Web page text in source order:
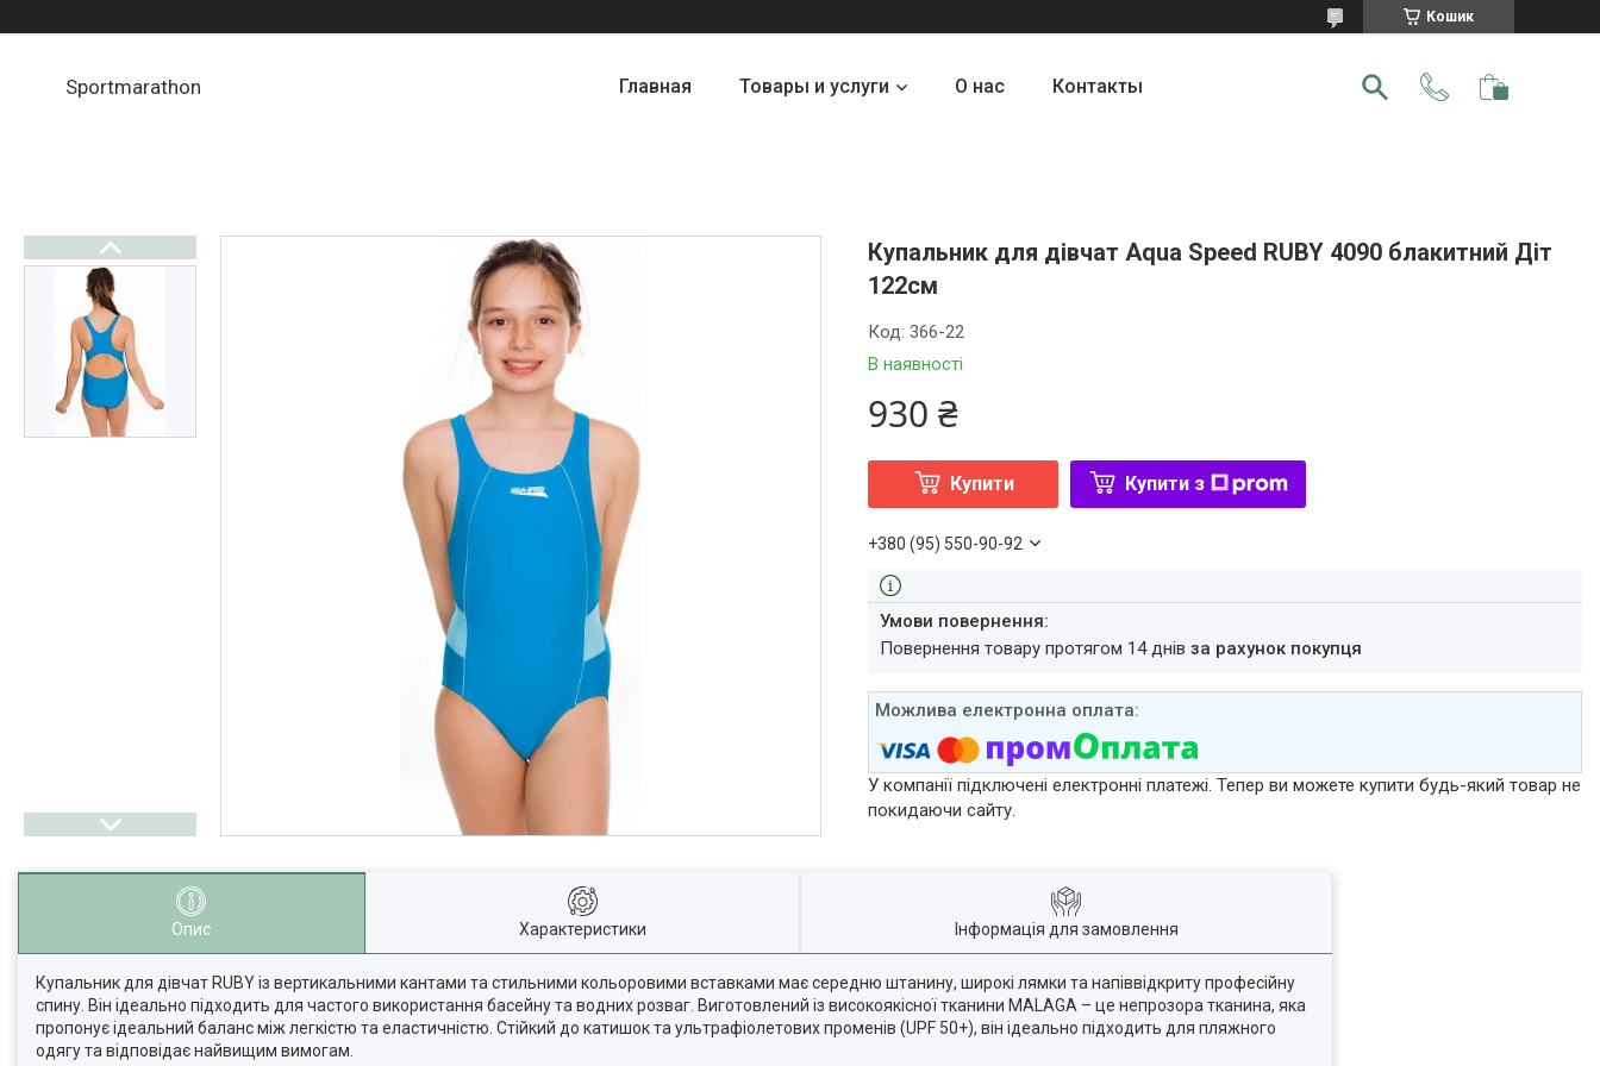
Кошик
Sportmarathon Главная Товары и услуги О нас Контакты
Купальник для дівчат Aqua Speed RUBY 4090 блакитний Діт
122см
В наявності
Код:366-22
930 ₴
Купити Купити з
+380 (95) 550-90-92
повернення товару протягом 14 днівза рахунок покупця
У компанії підключені електронні платежі. Тепер ви можете купити будь-який товар не
покидаючи сайту.
Опис Характеристики Інформація для замовлення
Купальник для дівчат RUBY із вертикальними кантами та стильними кольоровими вставками має середню штанину, широкі лямки та напіввідкриту професійну
спину. Він ідеально підходить для частого використання басейну та водних розваг. Виготовлений із високоякісної тканини MALAGA – це непрозора тканина, яка
пропонує ідеальний баланс між легкістю та еластичністю. Стійкий до катишок та ультрафіолетових променів (UPF 50+), він ідеально підходить для пляжного
одягу та відповідає найвищим вимогам.